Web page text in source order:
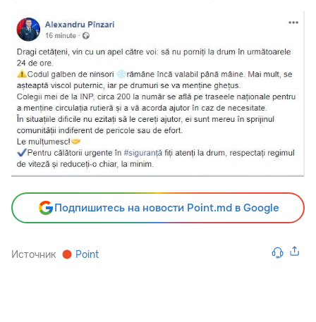
Подпишитесь на новости Point.md в Google
Источник Point